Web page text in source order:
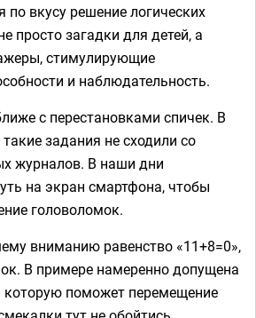
по вкусу решение логических
просто загадки для детей, а
стимулирующие
и наблюдательность.
с перестановками спичек. В
задания не сходили со
журналов. В наши дни
на экран смартфона, чтобы
головоломок.
вниманию равенство «11+8=0»,
В примере намеренно допущена
которую поможет перемещение